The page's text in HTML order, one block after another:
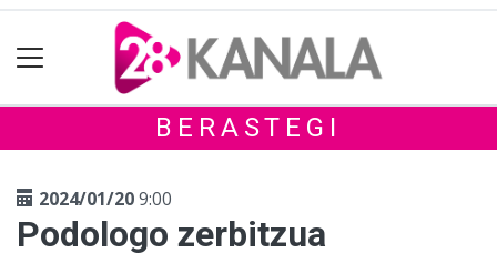
BERASTEGI
2024/01/209:00
Podologo zerbitzua